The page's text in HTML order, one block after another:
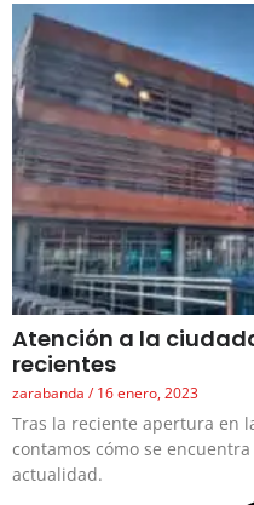
Atención a la
recientes
zarabanda 16 enero, 2023
Tras la reciente apertura en
contamos cómo se
actualidad.